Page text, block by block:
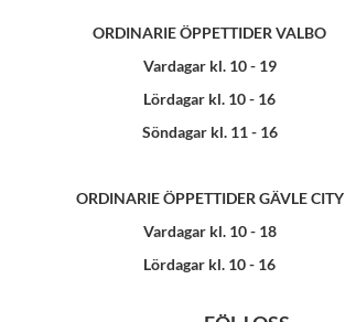
ORDINARIE ÖPPETTIDER VALBO
Vardagar kl. 10 - 19
Lördagar kl. 10 - 16
Söndagar kl. 11 - 16
ORDINARIE ÖPPETTIDER GÄVLE CITY
Vardagar kl. 10 - 18
Lördagar kl. 10 - 16